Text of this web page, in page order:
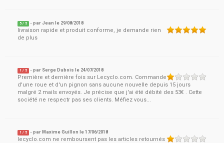
5 / 5 - par Jean le 29/08/2018
livraison rapide et produit conforme, je demande rien
de plus
1 / 5 - par Serge Dubois le 24/07/2018
Première et dernière fois sur Lecyclo.com. Commande
d'une roue et d'un pignon sans aucune nouvelle depuis 15 jours
malgré 2 mails envoyés. Je précise que j'ai été débité des 53€ . Cette
société ne respectr pas ses clients. Méfiez vous...
1 / 5 - par Maxime Guillon le17/06/2018
lecyclo.com ne remboursent pas les articles retournés